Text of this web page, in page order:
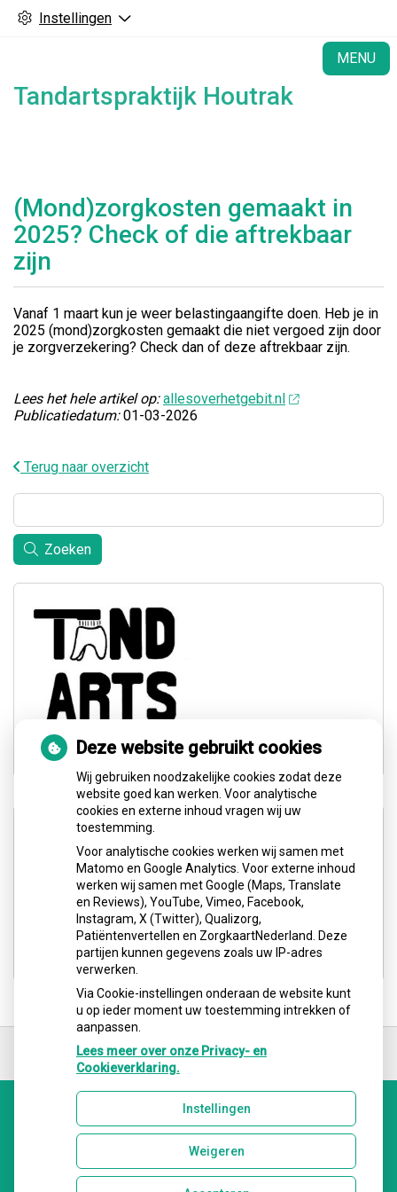
Instellingen
MENU
Tandartspraktijk Houtrak
(Mond)zorgkosten gemaakt in
2025? Check of die aftrekbaar
zijn
Vanaf 1 maart kun je weer belastingaangifte doen. Heb je in
2025 (mond)zorgkosten gemaakt die niet vergoed zijn door
je zorgverzekering? Check dan of deze aftrekbaar zijn.
Lees het hele artikel op: allesoverhetgebit.nl
Publicatiedatum:01-03-2026
Terug naar overzicht
Zoeken
Adresgegevens
Barentszplein 6 E (3e etage)
1013 NJ Amsterdam
Tel: 020-4867348
E-mail ons
de
Uw Zorg Online|Beheer
Deze website gebruikt cookies
Wij gebruiken noodzakelijke cookies zodat deze
website goed kan werken. Voor analytische
cookies en externe inhoud vragen wij uw
toestemming.
Voor analytische cookies werken wij samen met
Matomo en Google Analytics. Voor externe inhoud
werken wij samen met Google (Maps, Translate
en Reviews), YouTube, Vimeo, Facebook,
Instagram, X (Twitter), Qualizorg,
Patiëntenvertellen en ZorgkaartNederland. Deze
partijen kunnen gegevens zoals uw IP-adres
verwerken.
Via Cookie-instellingen onderaan de website kunt
u op ieder moment uw toestemming intrekken of
aanpassen.
Lees meer over onze Privacy- en
Cookieverklaring.
Instellingen
Weigeren